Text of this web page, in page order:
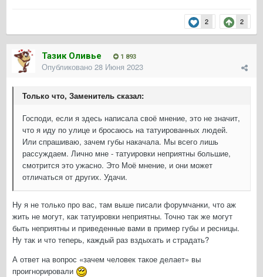
2 2
Тазик Оливье 1 893
Опубликовано 28 Июня 2023
Только что, Заменитель сказал:
Господи, если я здесь написала своё мнение, это не значит,
что я иду по улице и бросаюсь на татуированных людей.
Или спрашиваю, зачем губы накачала. Мы всего лишь
рассуждаем. Лично мне - татуировки неприятны большие,
смотрится это ужасно. Это Моё мнение, и они может
отличаться от других. Удачи.
Ну я не только про вас, там выше писали форумчанки, что аж
жить не могут, как татуировки неприятны. Точно так же могут
быть неприятны и приведенные вами в пример губы и ресницы.
Ну так и что теперь, каждый раз вздыхать и страдать?
А ответ на вопрос «зачем человек такое делает» вы
проигнорировали